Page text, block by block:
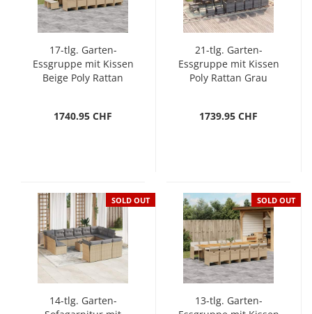
17-tlg. Garten-
Essgruppe mit Kissen
Beige Poly Rattan
1740.95 CHF
21-tlg. Garten-
Essgruppe mit Kissen
Poly Rattan Grau
1739.95 CHF
SOLD OUT
14-tlg. Garten-
SOLD OUT
13-tlg. Garten-